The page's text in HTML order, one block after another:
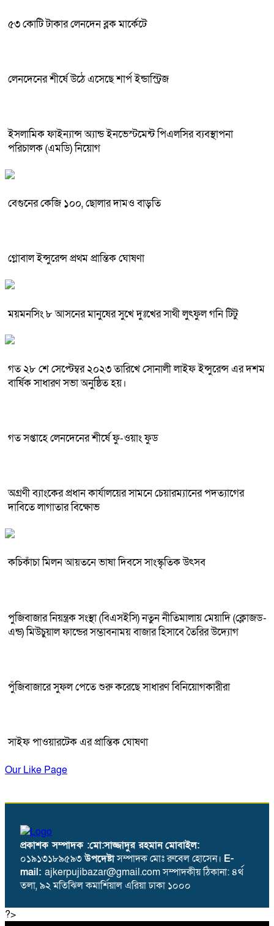
৫৩ কোটি টাকার লেনদেন ব্লক মার্কেটে
লেনদেনের শীর্ষে উঠে এসেছে শার্প ইন্ডাস্ট্রিজ
ইসলামিক ফাইন্যান্স অ্যান্ড ইনভেস্টমেন্ট পিএলসির ব্যবস্থাপনা
পরিচালক (এমডি) নিয়োগ
বেগুনের কেজি ১০০, ছোলার দামও বাড়তি
গ্লোবাল ইন্সুরেন্স প্রথম প্রান্তিক ঘোষণা
ময়মনসিং ৮ আসনের মানুষের সুখে দুঃখের সাথী লুৎফুল গনি টিটু
গত ২৮ শে সেপ্টেম্বর ২০২৩ তারিখে সোনালী লাইফ ইন্সুরেন্স এর দশম
বার্ষিক সাধারণ সভা অনুষ্ঠিত হয়।
গত সপ্তাহে লেনদেনের শীর্ষে ফু-ওয়াং ফুড
অগ্রণী ব্যাংকের প্রধান কার্যালয়ের সামনে চেয়ারম্যানের পদত্যাগের
দাবিতে লাগাতার বিক্ষোভ
কচিকাঁচা মিলন আয়তনে ভাষা দিবসে সাংস্কৃতিক উৎসব
পুজিবাজার নিয়ন্ত্রক সংস্থা (বিএসইসি) নতুন নীতিমালায় মেয়াদি (ক্লোজড-
এন্ড) মিউচুয়াল ফান্ডের সম্ভাবনাময় বাজার হিসাবে তৈরির উদ্যোগ
পুঁজিবাজারে সুফল পেতে শুরু করেছে সাধারণ বিনিয়োগকারীরা
সাইফ পাওয়ারটেক এর প্রান্তিক ঘোষণা
Our Like Page
প্রকাশক সম্পাদক :মো:সাজ্জাদুর রহমানমোবাইল:
০১৯১৩১৮৯৫৯৩উপদেষ্টাসম্পাদক মোঃ রুবেল হোসেন। E-
mail: ajkerpujibazar@gmail.com সম্পাদকীয় ঠিকানা: ৪র্থ
তলা, ৯২ মতিঝিল কমার্শিয়াল এরিয়া ঢাকা ১০০০
?>